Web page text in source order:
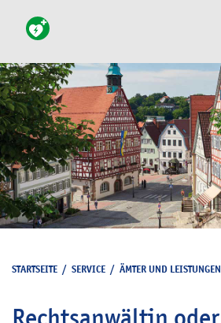
STARTSEITE / SERVICE / ÄMTER UND LEISTUNGEN